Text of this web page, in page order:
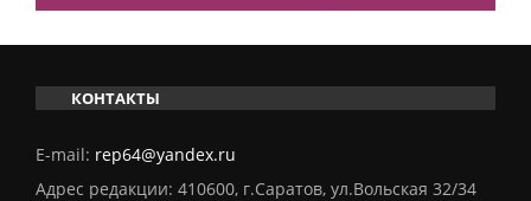
КОНТАКТЫ
E-mail: rep64@yandex.ru
Адрес редакции: 410600, г.Саратов, ул.Вольская 32/34